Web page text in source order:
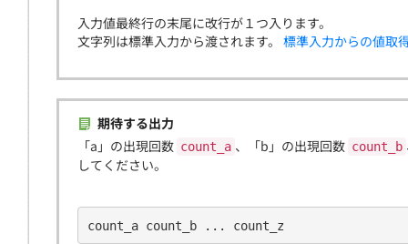
入力値最終行の末尾に改行が１つ入ります。
文字列は標準入力から渡されます。 標準入力からの値取
期待する出力
「a」の出現回数 count_a 、「b」の出現回数 count_b
してください。
count_a count_b ... count_z